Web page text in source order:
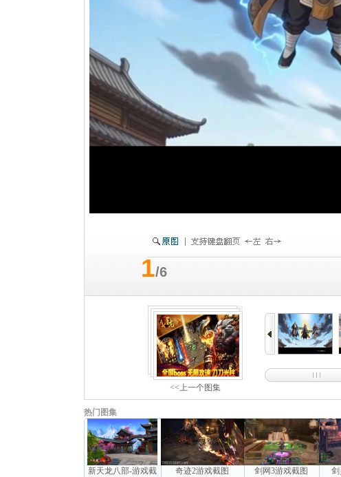
1/6
<<上一个图集
热门图集
新天龙八部-游戏截 奇迹2游戏截图 剑网3游戏截图 剑